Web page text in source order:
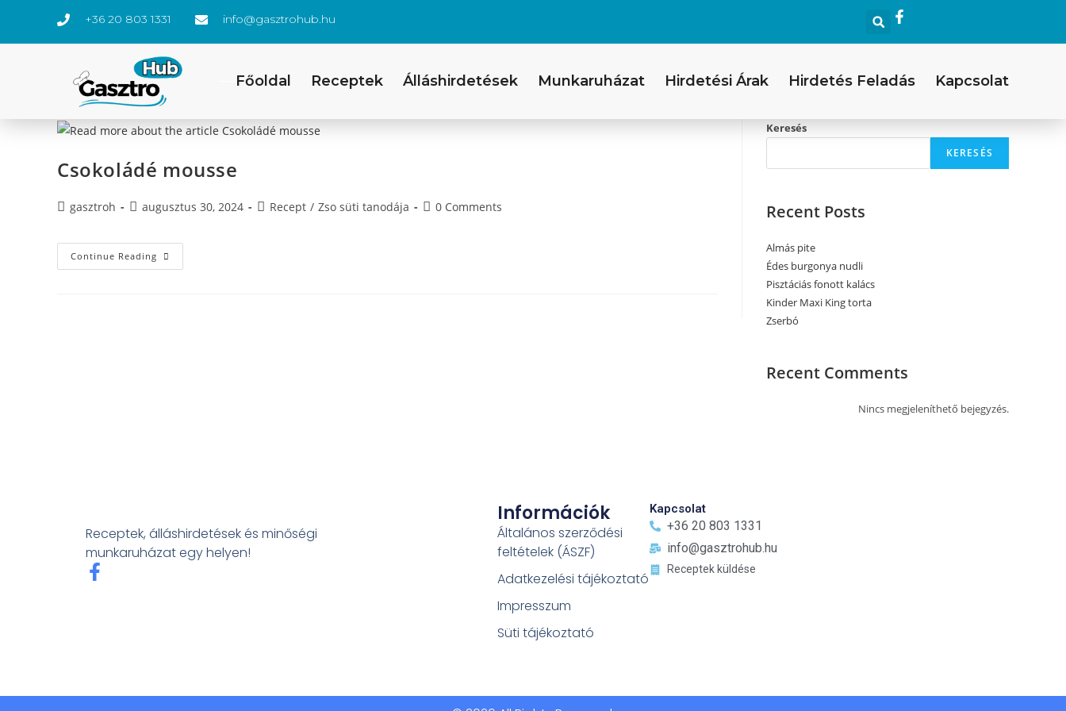
+36 20 803 1331 info@gasztrohub.hu
Főoldal Receptek Álláshirdetések Munkaruházat Hirdetési Árak Hirdetés Feladás Kapcsolat
Csokoládé mousse
gasztroh augusztus 30, 2024 Recept / Zso süti tanodája 0 Comments
Continue Reading
Keresés
KERESÉS
Recent Posts
Almás pite
Édes burgonya nudli
Pisztáciás fonott kalács
Kinder Maxi King torta
Zserbó
Recent Comments
Nincs megjeleníthető bejegyzés.
Receptek, álláshirdetések és minőségi
munkaruházat egy helyen!
Információk
Általános szerződési
feltételek (ÁSZF)
Adatkezelési tájékoztató
Impresszum
Süti tájékoztató
Kapcsolat
+36 20 803 1331
info@gasztrohub.hu
Receptek küldése